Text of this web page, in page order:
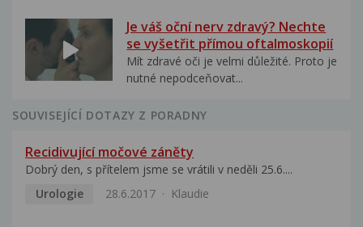
Je váš oční nerv zdravý? Nechte
se vyšetřit přímou oftalmoskopií
Mít zdravé oči je velmi důležité. Proto je
nutné nepodceňovat...
SOUVISEJÍCÍ DOTAZY Z PORADNY
Recidivující močové záněty
Dobrý den, s přítelem jsme se vrátili v neděli 25.6....
Urologie
28.6.2017 Klaudie